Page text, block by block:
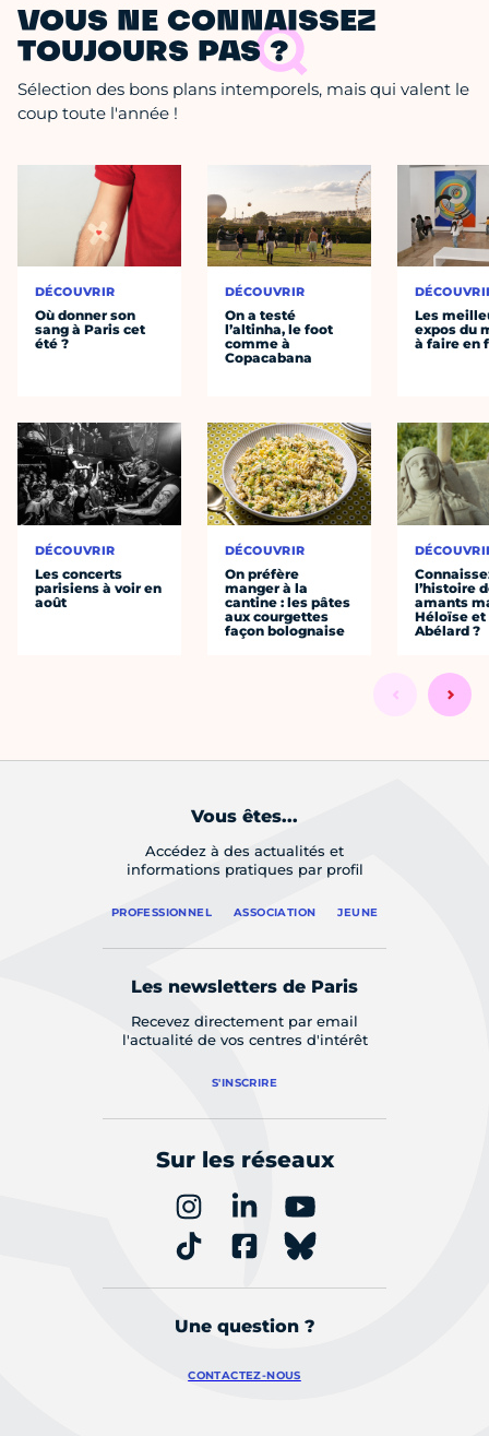
VOUS NE CONNAISSEZ
TOUJOURS PAS ?
Sélection des bons plans intemporels, mais qui valent le
coup toute l'année !
DÉCOUVRIR
Où donner son
sang à Paris cet
été ?
DÉCOUVRIR
Les concerts
parisiens à voir en
août
DÉCOUVRIR
On a testé
l’altinha, le foot
comme à
Copacabana
DÉCOUVRIR
On préfère
manger à la
cantine : les pâtes
aux courgettes
façon bolognaise
Les
expos du
à faire en
l’histoire
amants
Héloïse et
Abélard ?
Vous êtes...
Accédez à des actualités et
informations pratiques par profil
PROFESSIONNEL ASSOCIATION JEUNE
Les newsletters de Paris
Recevez directement par email
l'actualité de vos centres d'intérêt
S'INSCRIRE
Sur les réseaux
Une question ?
CONTACTEZ-NOUS